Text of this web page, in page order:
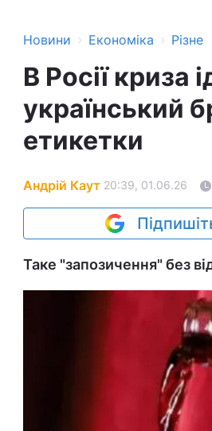
Новини › Економіка › Різне
В Росії криза
український
етикетки
Андрій Каут 20:39, 01.06.26
Таке "запозичення" без